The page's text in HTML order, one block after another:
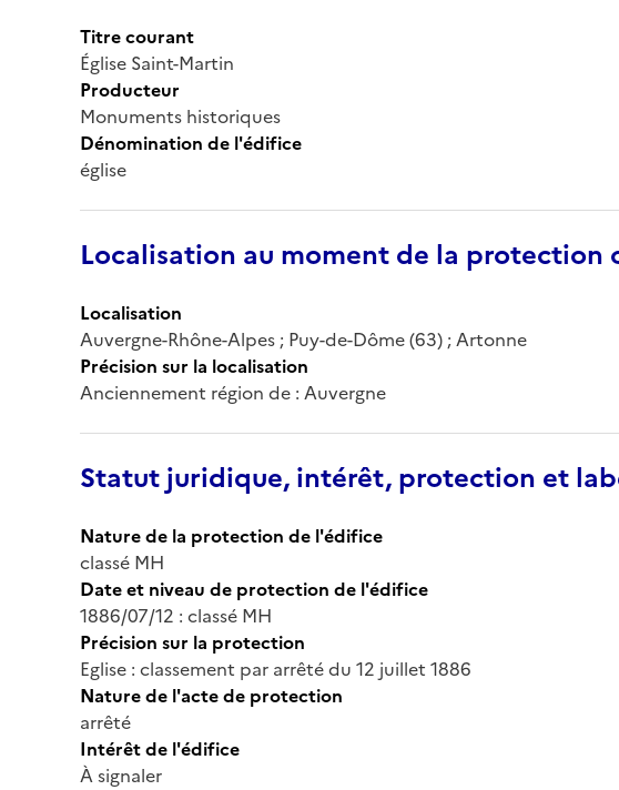
Titre courant
Église Saint-Martin
Producteur
Monuments historiques
Dénomination de l'édifice
église
Localisation au moment de la protection
Localisation
Auvergne-Rhône-Alpes ; Puy-de-Dôme (63) ; Artonne
Précision sur la localisation
Anciennement région de : Auvergne
Statut juridique, intérêt, protection et
Nature de la protection de l'édifice
classé MH
Date et niveau de protection de l'édifice
1886/07/12 : classé MH
Précision sur la protection
Eglise : classement par arrêté du 12 juillet 1886
Nature de l'acte de protection
arrêté
Intérêt de l'édifice
À signaler